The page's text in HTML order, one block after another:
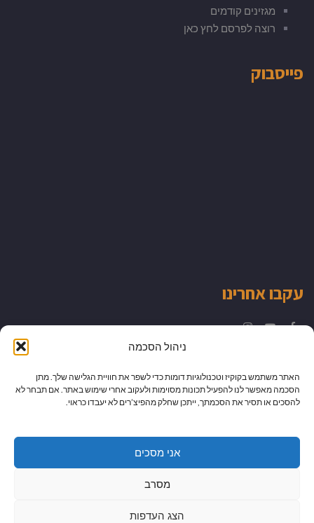
ניהול הסכמה
האתר משתמש בקוקיז וטכנולוגיות דומות כדי לשפר את חוויית הגלישה שלך. מתן
הסכמה מאפשר לנו להפעיל תכונות מסוימות ולעקוב אחרי שימוש באתר. אם תבחר לא
להסכים או תסיר את הסכמתך, ייתכן שחלק מהפיצ’רים לא יעבדו כראוי.
אני מסכים
מסרב
הצג העדפות
מגזינים קודמים
רוצה לפרסם לחץ כאן
פייסבוק
עקבו אחרינו